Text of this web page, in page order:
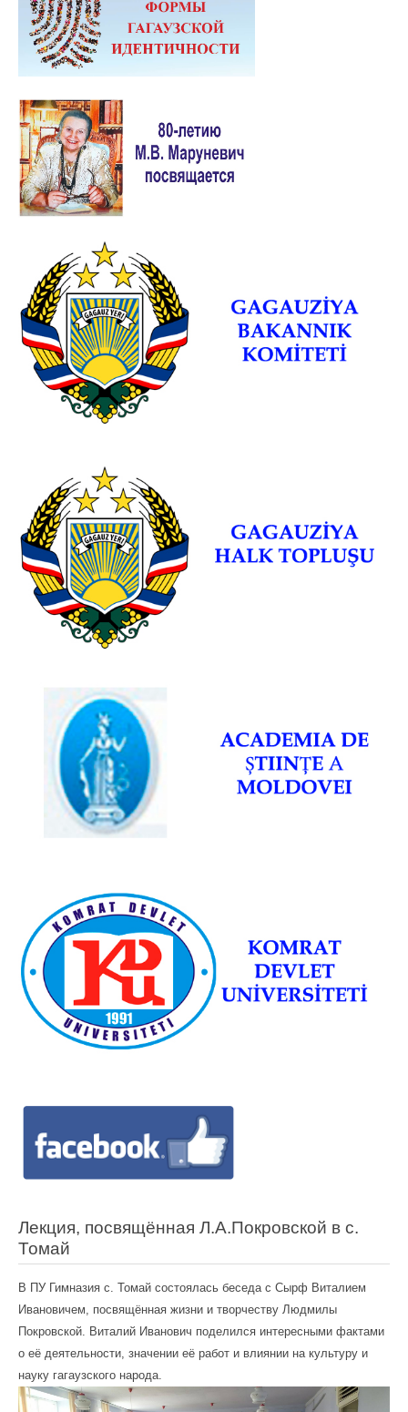
Лекция, посвящённая Л.А.Покровской в с.
Томай
В ПУ Гимназия с. Томай состоялась беседа с Сырф Виталием
Ивановичем, посвящённая жизни и творчеству Людмилы
Покровской. Виталий Иванович поделился интересными фактами
о её деятельности, значении её работ и влиянии на культуру и
науку гагаузского народа.